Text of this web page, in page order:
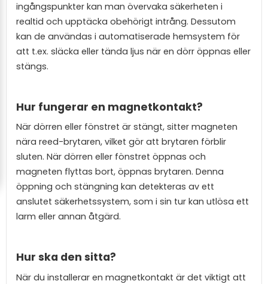
ingångspunkter kan man övervaka säkerheten i
realtid och upptäcka obehörigt intrång. Dessutom
kan de användas i automatiserade hemsystem för
att t.ex. släcka eller tända ljus när en dörr öppnas eller
stängs.
Hur fungerar en magnetkontakt?
När dörren eller fönstret är stängt, sitter magneten
nära reed-brytaren, vilket gör att brytaren förblir
sluten. När dörren eller fönstret öppnas och
magneten flyttas bort, öppnas brytaren. Denna
öppning och stängning kan detekteras av ett
anslutet säkerhetssystem, som i sin tur kan utlösa ett
larm eller annan åtgärd.
Hur ska den sitta?
När du installerar en magnetkontakt är det viktigt att